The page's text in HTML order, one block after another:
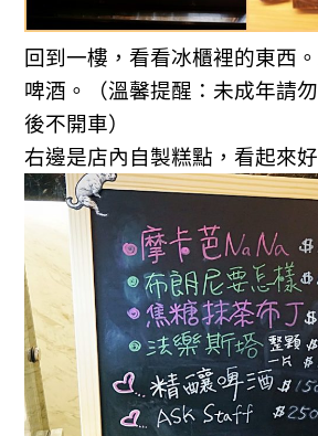
回到一樓，看看冰櫃裡的東西
啤酒。
（溫馨提醒：未成年請
後不開車）
右邊是店內自製糕點，看起來好